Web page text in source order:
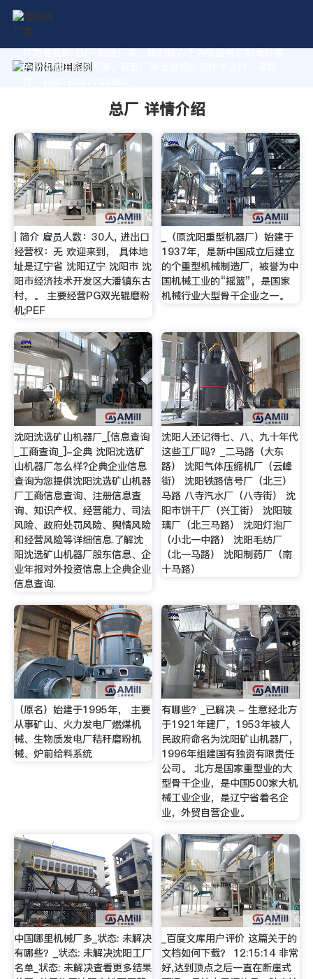
作为专业的 总厂 制造厂家，我们致力于为您量身定制高价值
的粉体加工系统方案。获取厂家直销报价及技术支持，请拨
总厂 详情介绍
| 简介 雇员人数：30人, 进出口
经营权：无 欢迎来到， 具体地
址是辽宁省 沈阳辽宁 沈阳市 沈
阳市经济技术开发区大潘镇东古
村，。 主要经营PG双光辊磨粉
机;PEF
_（原沈阳重型机器厂）始建于
1937年，是新中国成立后建立
的个重型机械制造厂，被誉为中
国机械工业的“摇篮”，是国家
机械行业大型骨干企业之一。
沈阳沈选矿山机器厂_[信息查询
_工商查询_]-企典 沈阳沈选矿
山机器厂怎么样?企典企业信息
查询为您提供沈阳沈选矿山机器
厂工商信息查询、注册信息查
询、知识产权、经营能力、司法
风险、政府处罚风险、舆情风险
和经营风险等详细信息.了解沈
阳沈选矿山机器厂股东信息、企
业年报对外投资信息上企典企业
信息查询.
沈阳人还记得七、八、九十年代
这些工厂吗？_二马路（大东
路） 沈阳气体压缩机厂（云峰
街） 沈阳铁路信号厂（北三）
马路 八寺汽水厂（八寺街） 沈
阳市饼干厂（兴工街） 沈阳玻
璃厂（北三马路） 沈阳灯泡厂
（小北一中路） 沈阳毛纺厂
（北一马路） 沈阳制药厂（南
十马路）
（原名）始建于1995年， 主要
从事矿山、火力发电厂燃煤机
械、生物质发电厂秸秆磨粉机
械、炉前给料系统
有哪些？_已解决 - 生意经北方
于1921年建厂，1953年被人
民政府命名为沈阳矿山机器厂，
1996年组建国有独资有限责任
公司。 北方是国家重型业的大
型骨干企业，是中国500家大机
械工业企业，是辽宁省着名企
业，外贸自营企业。
中国哪里机械厂多_状态: 未解决
有哪些？_状态: 未解决沈阳工厂
名单_状态: 未解决查看更多结果
_百度文库用户评价 这篇关于的
文档如何下载？ 12:15:14 非常
好,达到顶点之后一直在断崖式